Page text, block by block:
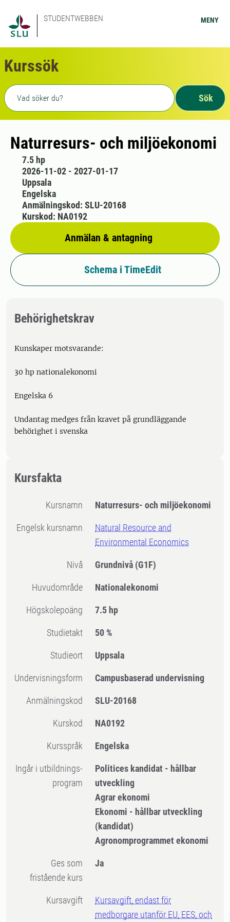
STUDENTWEBBEN MENY
Kurssök
Fritext sökning
Sök
Naturresurs- och miljöekonomi
7.5 hp
2026-11-02 - 2027-01-17
Uppsala
Engelska
Anmälan & antagning
Anmälningskod: SLU-20168
Kurskod: NA0192
Schema i TimeEdit
Behörighetskrav
Kunskaper motsvarande:
30 hp nationalekonomi
Engelska 6
Undantag medges från kravet på grundläggande
behörighet i svenska
Kursfakta
Kursnamn Naturresurs- och miljöekonomi
Engelsk kursnamn
Natural Resource and
Environmental Economics
Nivå Grundnivå (G1F)
Huvudområde Nationalekonomi
högskolepoäng 7.5 hp
Studietakt 50 %
Studieort Uppsala
Undervisningsform Campusbaserad undervisning
Anmälningskod SLU-20168
Kurskod NA0192
Kursspråk Engelska
Ingår i utbildnings-
program
Politices kandidat - hållbar
utveckling
Agrar ekonomi
Ekonomi - hållbar utveckling
(kandidat)
Agronomprogrammet ekonomi
Ges som
fristående kurs
Ja
Kursavgift
Kursavgift, endast för
medborgare utanför EU, EES, och